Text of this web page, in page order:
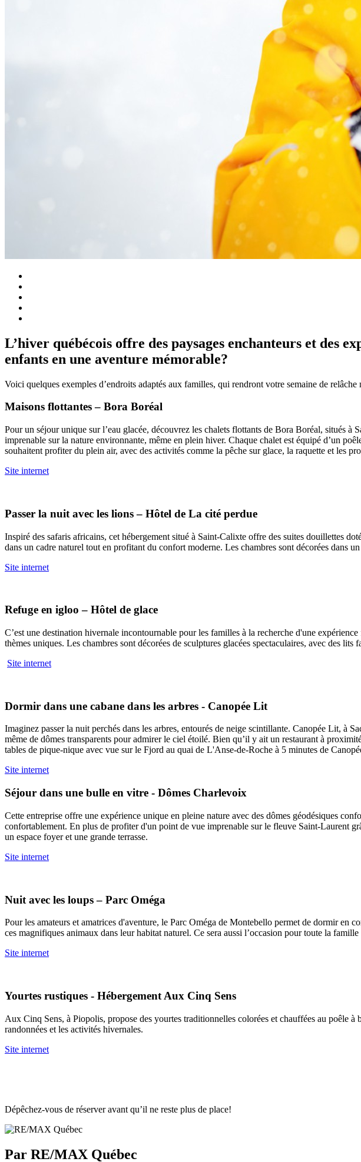
L’hiver québécois offre des paysages enchanteurs et des
enfants en une aventure mémorable?
Voici quelques exemples d’endroits adaptés aux familles, qui rendront votre semaine de
Maisons flottantes – Bora Boréal
Pour un séjour unique sur l’eau glacée, découvrez les chalets flottants de Bora Boréal, situés
imprenable sur la nature environnante, même en plein hiver. Chaque chalet est équipé d’un
souhaitent profiter du plein air, avec des activités comme la pêche sur glace, la raquette et les
Site internet
Passer la nuit avec les lions – Hôtel de La cité perdue
Inspiré des safaris africains, cet hébergement situé à Saint-Calixte offre des suites douillettes
dans un cadre naturel tout en profitant du confort moderne. Les chambres sont décorées dans
Site internet
Refuge en igloo – Hôtel de glace
C’est une destination hivernale incontournable pour les familles à la recherche d'une
thèmes uniques. Les chambres sont décorées de sculptures glacées spectaculaires, avec des
Site internet
Dormir dans une cabane dans les arbres - Canopée Lit
Imaginez passer la nuit perchés dans les arbres, entourés de neige scintillante. Canopée Lit, à
même de dômes transparents pour admirer le ciel étoilé. Bien qu’il y ait un restaurant à
tables de pique-nique avec vue sur le Fjord au quai de L'Anse-de-Roche à 5 minutes de
Site internet
Séjour dans une bulle en vitre - Dômes Charlevoix
Cette entreprise offre une expérience unique en pleine nature avec des dômes géodésiques
confortablement. En plus de profiter d'un point de vue imprenable sur le fleuve Saint-Laurent
un espace foyer et une grande terrasse.
Site internet
Nuit avec les loups – Parc Oméga
Pour les amateurs et amatrices d'aventure, le Parc Oméga de Montebello permet de dormir en
ces magnifiques animaux dans leur habitat naturel. Ce sera aussi l’occasion pour toute la
Site internet
Yourtes rustiques - Hébergement Aux Cinq Sens
Aux Cinq Sens, à Piopolis, propose des yourtes traditionnelles colorées et chauffées au poêle
randonnées et les activités hivernales.
Site internet
Dépêchez-vous de réserver avant qu’il ne reste plus de place!
Par RE/MAX Québec